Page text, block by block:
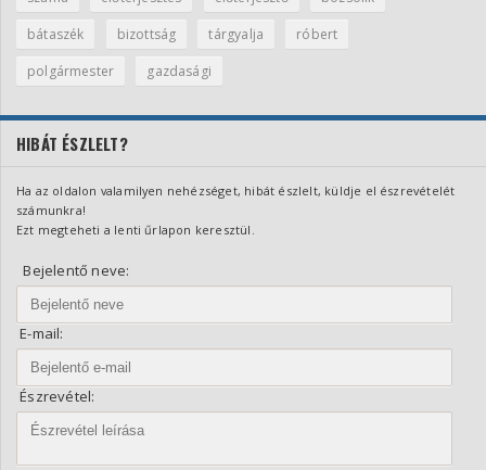
bátaszék
bizottság tárgyalja
róbert
polgármester
gazdasági
HIBÁT ÉSZLELT?
Ha az oldalon valamilyen nehézséget, hibát észlelt, küldje el észrevételét
számunkra!
Ezt megteheti a lenti űrlapon keresztül.
Bejelentő neve:
E-mail:
Észrevétel: